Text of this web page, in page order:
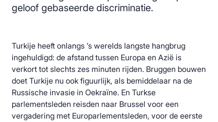
geloof gebaseerde discriminatie.
Turkije heeft onlangs ’s werelds langste hangbrug
ingehuldigd: de afstand tussen Europa en Azië is
verkort tot slechts zes minuten rijden. Bruggen bouwen
doet Turkije nu ook figuurlijk, als bemiddelaar na de
Russische invasie in Oekraïne. En Turkse
parlementsleden reisden naar Brussel voor een
vergadering met Europarlementsleden, voor de eerste